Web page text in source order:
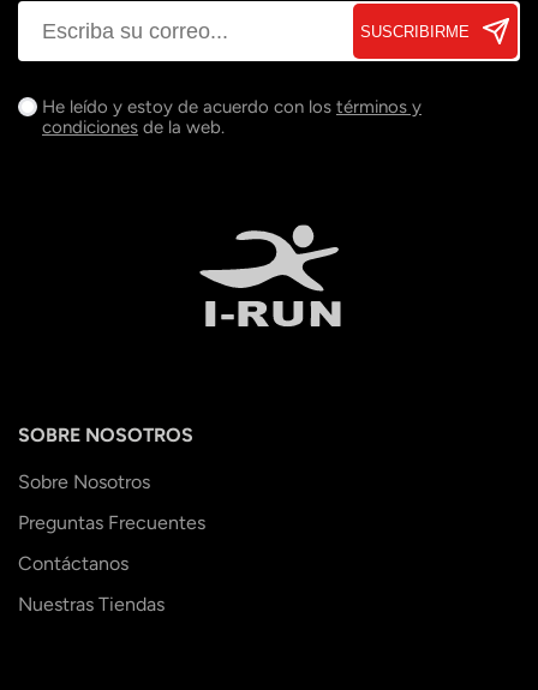
SUSCRIBIRME
He leído y estoy de acuerdo con los términos y
condiciones de la web.
SOBRE NOSOTROS
Sobre Nosotros
Preguntas Frecuentes
Contáctanos
Nuestras Tiendas